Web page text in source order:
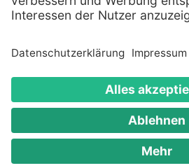
Alle genannten Produkte und
Warenzeichen der
Copyright © 2008 - 2026 Toys
Rechte